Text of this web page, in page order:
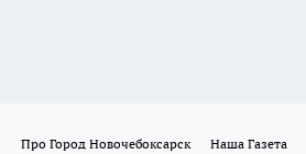
Про Город Новочебоксарск Наша Газета